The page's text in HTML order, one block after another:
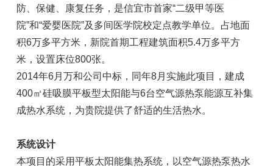
防、保健、康复任务，是信宜市首家“二级甲等医
院”和“爱婴医院”及多间医学院校定点教学单位。占地面
积6万多平方米，新院首期工程建筑面积5.4万多平方
米，设置床位800张。
2014年6月万和公司中标，同年8月实施此项目，建成
400㎡硅吸膜平板型太阳能与6台空气源热泵能源互补集
成热水系统，为贵院提供了舒适的生活热水。
系统设计
本项目的采用平板太阳能集热系统，以空气源热泵热水